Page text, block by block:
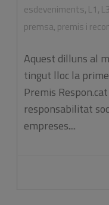
esdeveniments, L1, L3
premsa, premis i
Aquest dilluns al
tingut lloc la
Premis
responsabilitat
empreses....